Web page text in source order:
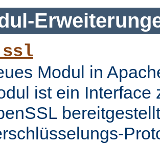
Modul in
ist ein Interface